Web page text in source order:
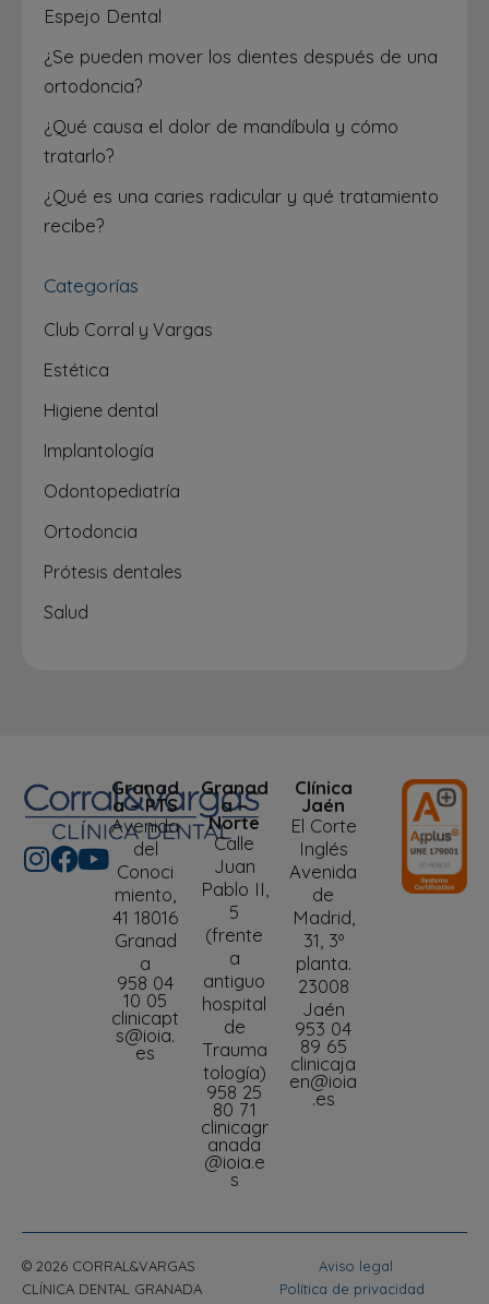
Espejo Dental
¿Se pueden mover los dientes después de una
ortodoncia?
¿Qué causa el dolor de mandíbula y cómo
tratarlo?
¿Qué es una caries radicular y qué tratamiento
recibe?
Categorías
Club Corral y Vargas
Estética
Higiene dental
Implantología
Odontopediatría
Ortodoncia
Prótesis dentales
Salud
Granad
a – PTS
Avenida
del
Conoci
miento,
41 18016
Granad
a
958 04
10 05
clinicapt
s@ioia.
es
Granad
a –
Norte
Calle
Juan
Pablo II,
5
(frente
a
antiguo
hospital
de
Trauma
tología)
958 25
80 71
clinicagr
anada
@ioia.e
s
Clínica
Jaén
El Corte
Inglés
Avenida
de
Madrid,
31, 3º
planta.
23008
Jaén
953 04
89 65
clinicaja
en@ioia
.es
© 2026 CORRAL&VARGAS
CLÍNICA DENTAL GRANADA
Aviso legal
Política de privacidad